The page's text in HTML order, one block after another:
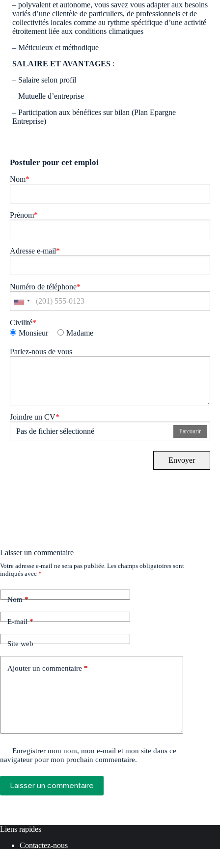
– polyvalent et autonome, vous savez vous adapter aux besoins
variés d’une clientèle de particuliers, de professionnels et de
collectivités locales comme au rythme spécifique d’une activité
étroitement liée aux conditions climatiques
– Méticuleux et méthodique
SALAIRE ET AVANTAGES :
– Salaire selon profil
– Mutuelle d’entreprise
– Participation aux bénéfices sur bilan (Plan Epargne
Entreprise)
Postuler pour cet emploi
Nom*
Prénom*
Adresse e-mail*
Numéro de téléphone*
Civilité*
Monsieur
Madame
Parlez-nous de vous
Joindre un CV*
Pas de fichier sélectionné
Parcourir
Envoyer
Laisser un commentaire
Votre adresse e-mail ne sera pas publiée. Les champs obligatoires sont
indiqués avec *
Nom*
E-mail*
Site web
Ajouter un commentaire *
Enregistrer mon nom, mon e-mail et mon site dans ce
navigateur pour mon prochain commentaire.
Laisser un commentaire
Liens rapides
Contactez-nous